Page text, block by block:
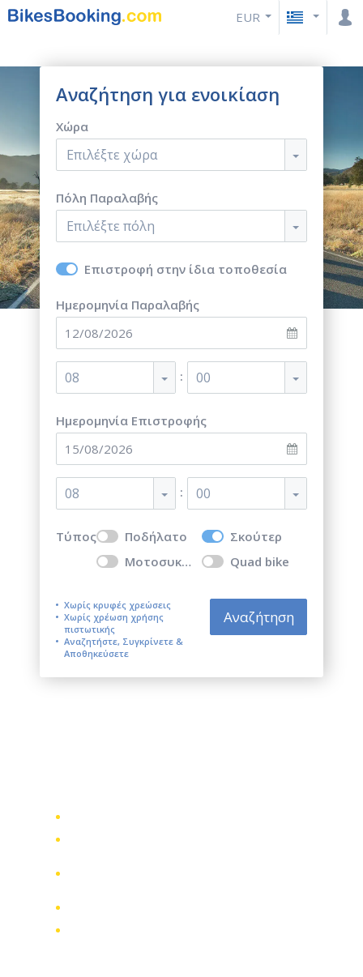
EUR
Αναζήτηση για ενοικίαση
Χώρα
Επιλέξτε χώρα
Πόλη Παραλαβής
Επιλέξτε πόλη
Επιστροφή στην ίδια τοποθεσία
Ημερομηνία Παραλαβής
08 : 00
Ημερομηνία Επιστροφής
08 : 00
Τύπος Ποδήλατο
Σκούτερ
Μοτοσυκλέτα
Quad bike
Χωρίς κρυφές χρεώσεις
Χωρίς χρέωση χρήσης
πιστωτικής
Αναζητήστε, Συγκρίνετε &
Αποθηκεύσετε
Αναζήτηση